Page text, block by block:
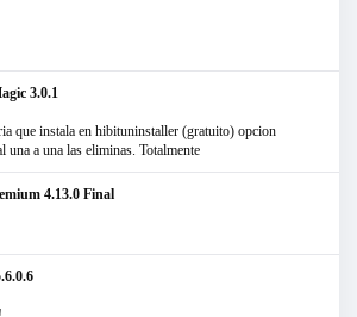
3.0.1
que instala en hibituninstaller (gratuito) opcion
una a una las eliminas. Totalmente
4.13.0 Final